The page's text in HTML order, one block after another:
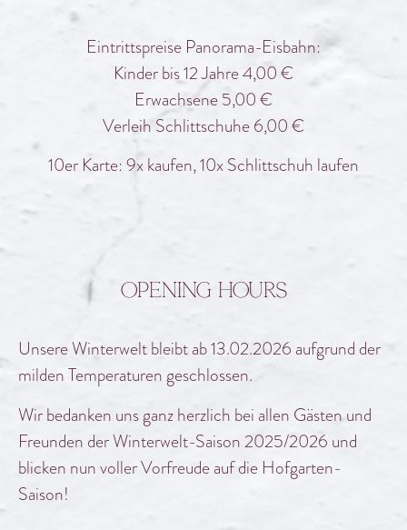
Eintrittspreise Panorama-Eisbahn:
Kinder bis 12 Jahre 4,00 €
Erwachsene 5,00 €
Verleih Schlittschuhe 6,00 €
10er Karte: 9x kaufen, 10x Schlittschuh laufen
Opening hours
Unsere Winterwelt bleibt ab 13.02.2026 aufgrund der
milden Temperaturen geschlossen.
Wir bedanken uns ganz herzlich bei allen Gästen und
Freunden der Winterwelt-Saison 2025/2026 und
blicken nun voller Vorfreude auf die Hofgarten-
Saison!